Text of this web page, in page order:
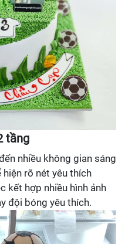
tầng
nhiều không gian sáng
rõ nét yêu thích
kết hợp nhiều hình ảnh
đội bóng yêu thích.